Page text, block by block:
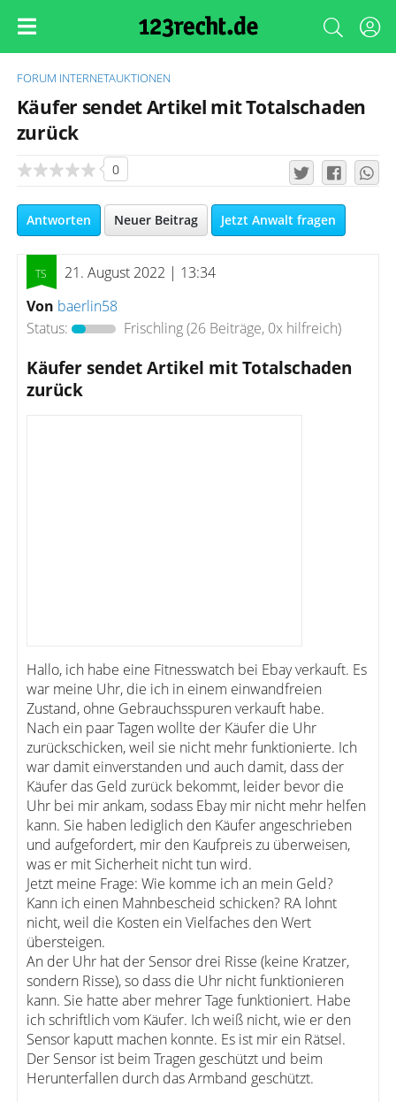
FORUM INTERNETAUKTIONEN
Käufer sendet Artikel mit Totalschaden
zurück
0
Antworten Neuer Beitrag Jetzt Anwalt fragen
21. August 2022 | 13:34
Von baerlin58
Status:
Frischling(26 Beiträge, 0x hilfreich)
Käufer sendet Artikel mit Totalschaden
zurück
Hallo, ich habe eine Fitnesswatch bei Ebay verkauft. Es
war meine Uhr, die ich in einem einwandfreien
Zustand, ohne Gebrauchsspuren verkauft habe.
Nach ein paar Tagen wollte der Käufer die Uhr
zurückschicken, weil sie nicht mehr funktionierte. Ich
war damit einverstanden und auch damit, dass der
Käufer das Geld zurück bekommt, leider bevor die
Uhr bei mir ankam, sodass Ebay mir nicht mehr helfen
kann. Sie haben lediglich den Käufer angeschrieben
und aufgefordert, mir den Kaufpreis zu überweisen,
was er mit Sicherheit nicht tun wird.
Jetzt meine Frage: Wie komme ich an mein Geld?
Kann ich einen Mahnbescheid schicken? RA lohnt
nicht, weil die Kosten ein Vielfaches den Wert
übersteigen.
An der Uhr hat der Sensor drei Risse (keine Kratzer,
sondern Risse), so dass die Uhr nicht funktionieren
kann. Sie hatte aber mehrer Tage funktioniert. Habe
ich schriftlich vom Käufer. Ich weiß nicht, wie er den
Sensor kaputt machen konnte. Es ist mir ein Rätsel.
Der Sensor ist beim Tragen geschützt und beim
Herunterfallen durch das Armband geschützt.